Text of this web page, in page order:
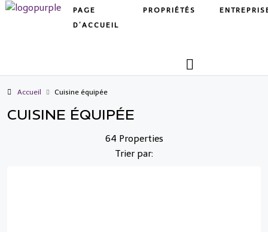
PAGE
D’ACCUEIL
PROPRIÉTÉS
Accueil Cuisine équipée
CUISINE ÉQUIPÉE
64 Properties
Trier par: